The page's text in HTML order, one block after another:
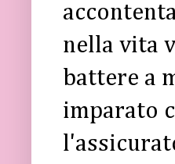
nella vita
battere a
imparato